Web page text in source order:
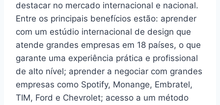
destacar no mercado internacional e nacional.
Entre os principais benefícios estão: aprender
com um estúdio internacional de design que
atende grandes empresas em 18 países, o que
garante uma experiência prática e profissional
de alto nível; aprender a negociar com grandes
empresas como Spotify, Monange, Embratel,
TIM, Ford e Chevrolet; acesso a um método